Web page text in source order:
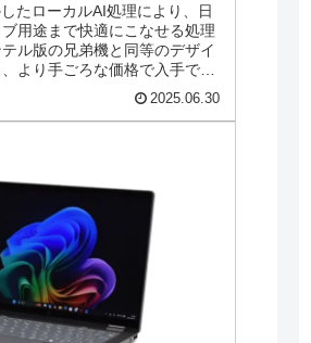
たローカルAI処理により、日
用途まで快適にこなせる処理
ル版の兄弟機と同等のデザイ
より手ごろな価格で入手でき
2025.06.30